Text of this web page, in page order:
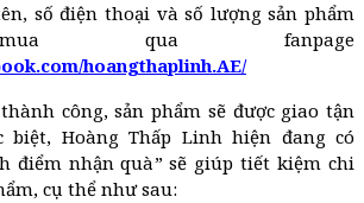
số điện thoại và số lượng sản phẩm
qua fanpage
hoangthaplinh.AE/
công, sản phẩm sẽ được giao tận
biệt, Hoàng Thấp Linh hiện đang có
điểm nhận quà” sẽ giúp tiết kiệm chi
cụ thể như sau: